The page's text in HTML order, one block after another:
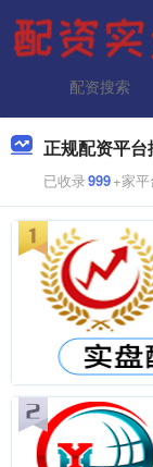
正规配资平台
已收录999+家平